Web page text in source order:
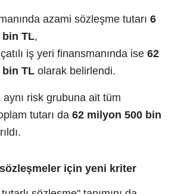
azami sözleşme tutarı 6
bin TL,
iş yeri finansmanında ise 62
bin TL olarak belirlendi.
aynı risk grubuna ait tüm
tutarı da 62 milyon 500 bin
için yeni kriter